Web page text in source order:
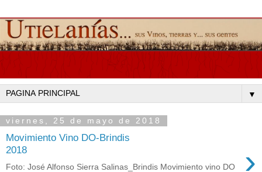
▼
viernes, 25 de mayo de 2018
Movimiento Vino DO-Brindis
2018
›
Foto: José Alfonso Sierra Salinas_Brindis Movimiento vino DO